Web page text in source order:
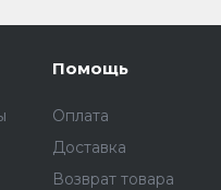
Помощь
Оплата
Доставка
Возврат товара